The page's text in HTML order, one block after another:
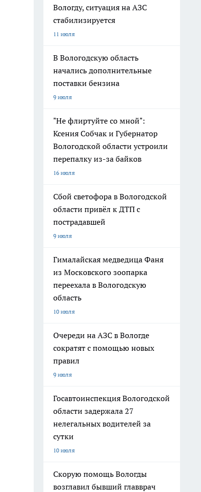
Вологду, ситуация на АЗС
стабилизируется
11 июля
В Вологодскую область
начались дополнительные
поставки бензина
9 июля
"Не флиртуйте со мной":
Ксения Собчак и Губернатор
Вологодской области устроили
перепалку из-за байков
16 июля
Сбой светофора в Вологодской
области привёл к ДТП с
пострадавшей
9 июля
Гималайская медведица Фаня
из Московского зоопарка
переехала в Вологодскую
область
10 июля
Очереди на АЗС в Вологде
сократят с помощью новых
правил
9 июля
Госавтоинспекция Вологодской
области задержала 27
нелегальных водителей за
сутки
10 июля
Скорую помощь Вологды
возглавил бывший главврач